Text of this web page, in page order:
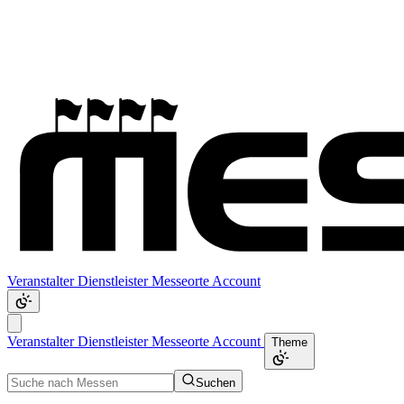
VeranstalterDienstleisterMesseorte Account
VeranstalterDienstleisterMesseorte Account Theme
Suchen